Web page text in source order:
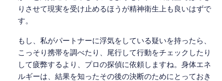
りさせて現実を受け止めるほうが精神衛生上も良いはずで
す。
もし、私がパートナーに浮気をしている疑いを持ったら、
こっそり携帯を調べたり、尾行して行動をチェックしたり
して疲弊するより、プロの探偵に依頼しますね。身体エネ
ルギーは、結果を知ったその後の決断のためにとっておき